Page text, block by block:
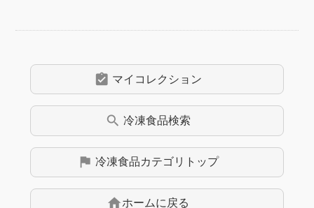
assignment_turned_in マイコレクション
search 冷凍食品検索
flag 冷凍食品カテゴリトップ
homeホームに戻る